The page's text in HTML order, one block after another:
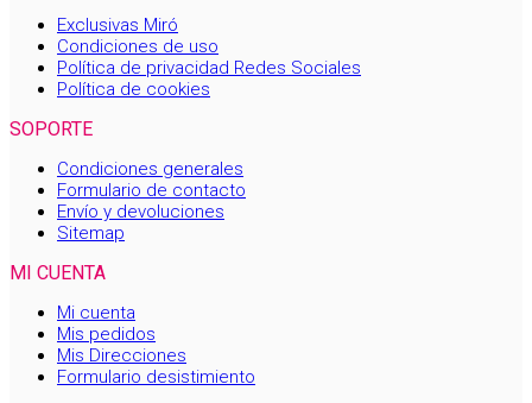
Exclusivas Miró
Condiciones de uso
Política de privacidad Redes Sociales
Política de cookies
SOPORTE
Condiciones generales
Formulario de contacto
Envío y devoluciones
Sitemap
MI CUENTA
Mi cuenta
Mis pedidos
Mis Direcciones
Formulario desistimiento